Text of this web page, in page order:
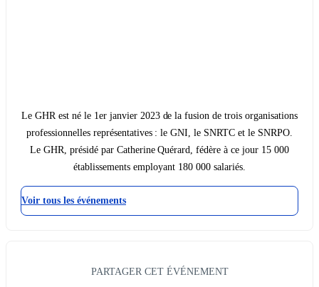
Le GHR est né le 1er janvier 2023 de la fusion de trois organisations
professionnelles représentatives : le GNI, le SNRTC et le SNRPO.
Le GHR, présidé par Catherine Quérard, fédère à ce jour 15 000
établissements employant 180 000 salariés.
Voir tous les événements
PARTAGER CET ÉVÉNEMENT